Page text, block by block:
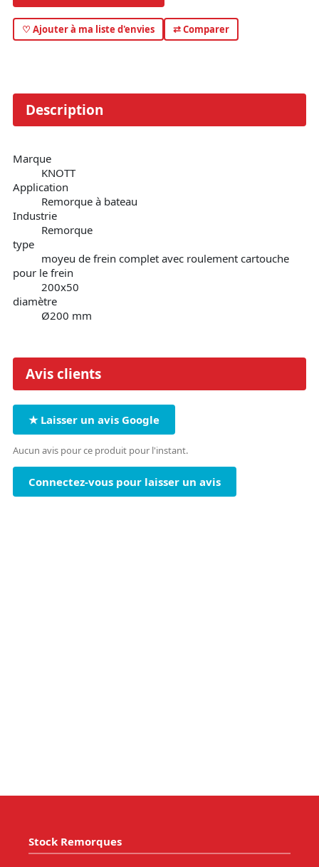
♡ Ajouter à ma liste d'envies ⇄ Comparer
Description
Marque
KNOTT
Application
Remorque à bateau
Industrie
Remorque
type
moyeu de frein complet avec roulement cartouche
pour le frein
200x50
diamètre
Ø200 mm
Avis clients
★ Laisser un avis Google
Aucun avis pour ce produit pour l'instant.
Connectez-vous pour laisser un avis
Stock Remorques